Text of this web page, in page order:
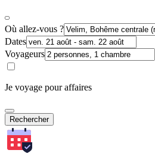
Où allez-vous ?
Dates
Voyageurs
Je voyage pour affaires
Rechercher